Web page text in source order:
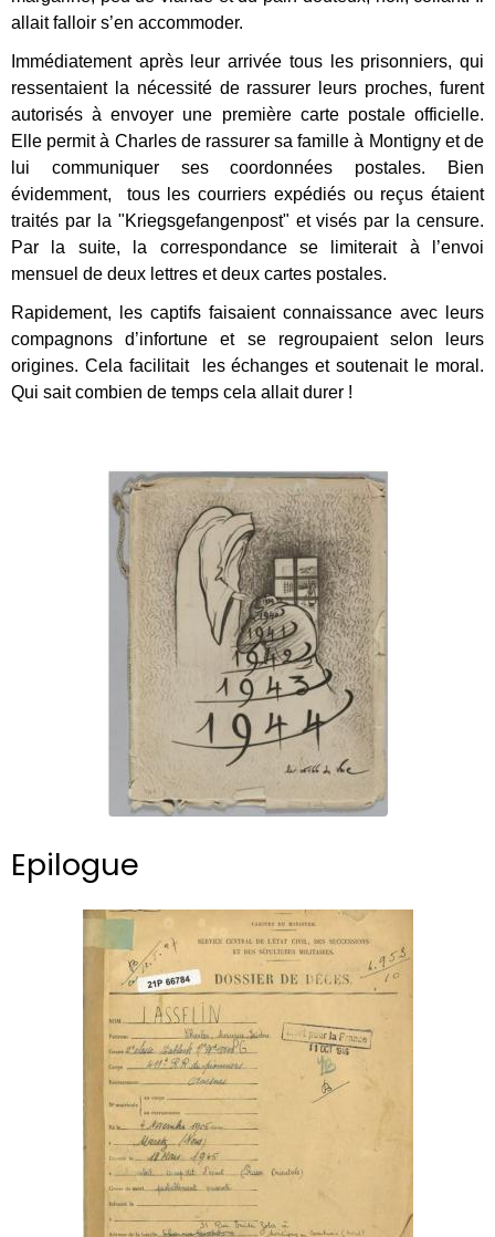
allait falloir s’en accommoder.
Immédiatement après leur arrivée tous les prisonniers, qui
ressentaient la nécessité de rassurer leurs proches, furent
autorisés à envoyer une première carte postale officielle.
Elle permit à Charles de rassurer sa famille à Montigny et de
lui communiquer ses coordonnées postales. Bien
évidemment, tous les courriers expédiés ou reçus étaient
traités par la "Kriegsgefangenpost" et visés par la censure.
Par la suite, la correspondance se limiterait à l’envoi
mensuel de deux lettres et deux cartes postales.
Rapidement, les captifs faisaient connaissance avec leurs
compagnons d’infortune et se regroupaient selon leurs
origines. Cela facilitait les échanges et soutenait le moral.
Qui sait combien de temps cela allait durer !
Epilogue